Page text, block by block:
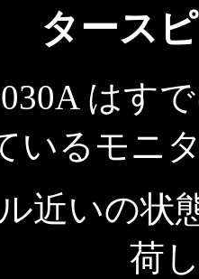
タース
はす
いるモニ
近いの状
荷